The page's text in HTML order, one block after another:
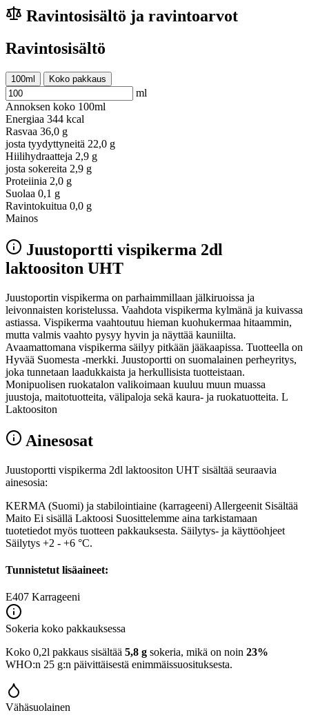
Ravintosisältö ja ravintoarvot
Ravintosisältö
100ml Koko pakkaus
ml
Annoksen koko 100ml
Energiaa 344 kcal
Rasvaa 36,0 g
josta tyydyttyneitä 22,0 g
Hiilihydraatteja 2,9 g
josta sokereita 2,9 g
Proteiinia 2,0 g
Suolaa 0,1 g
Ravintokuitua 0,0 g
Mainos
Juustoportti vispikerma 2dl
laktoositon UHT
Juustoportin vispikerma on parhaimmillaan jälkiruoissa ja
leivonnaisten koristelussa. Vaahdota vispikerma kylmänä ja kuivassa
astiassa. Vispikerma vaahtoutuu hieman kuohukermaa hitaammin,
mutta valmis vaahto pysyy hyvin ja näyttää kauniilta.
Avaamattomana vispikerma säilyy pitkään jääkaapissa. Tuotteella on
Hyvää Suomesta -merkki. Juustoportti on suomalainen perheyritys,
joka tunnetaan laadukkaista ja herkullisista tuotteistaan.
Monipuolisen ruokatalon valikoimaan kuuluu muun muassa
juustoja, maitotuotteita, välipaloja sekä kaura- ja ruokatuotteita. L
Laktoositon
Ainesosat
Juustoportti vispikerma 2dl laktoositon UHT sisältää seuraavia
ainesosia:
KERMA (Suomi) ja stabilointiaine (karrageeni) Allergeenit Sisältää
Maito Ei sisällä Laktoosi Suosittelemme aina tarkistamaan
tuotetiedot myös tuotteen pakkauksesta. Säilytys- ja käyttöohjeet
Säilytys +2 - +6 °C.
Tunnistetut lisäaineet:
E407 Karrageeni
Sokeria koko pakkauksessa
Koko 0,2l pakkaus sisältää 5,8 g sokeria, mikä on noin 23%
WHO:n 25 g:n päivittäisestä enimmäissuosituksesta.
Vähäsuolainen